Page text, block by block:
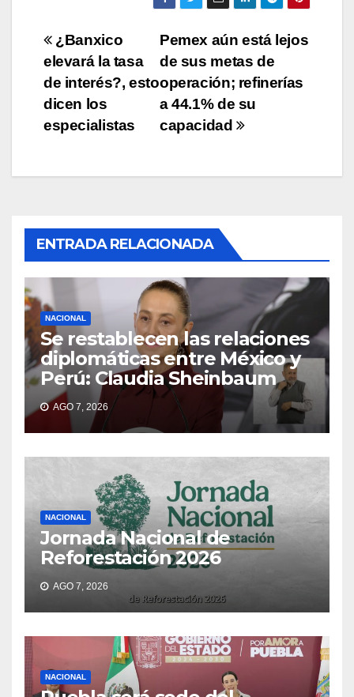
Navegación
de
entradas
Pemex aún está lejos
de sus metas de
operación; refinerías
a 44.1% de su
capacidad
¿Banxico
elevará la tasa
de interés?, esto
dicen los
especialistas
ENTRADA RELACIONADA
NACIONAL
Se restablecen las relaciones
diplomáticas entre México y
Perú: Claudia Sheinbaum
AGO 7, 2026
NACIONAL
Jornada Nacional de
Reforestación 2026
AGO 7, 2026
NACIONAL